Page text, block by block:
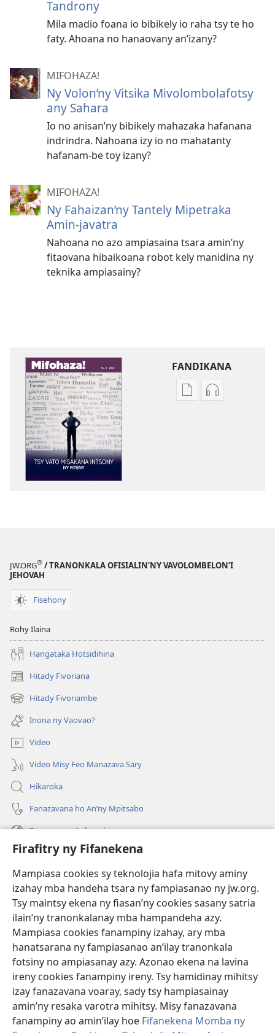
Firafitry ny Fifanekena
Mampiasa cookies sy teknolojia hafa mitovy aminy
izahay mba handeha tsara ny fampiasanao ny jw.org.
Tsy maintsy ekena ny fiasan’ny cookies sasany satria
ilain’ny tranonkalanay mba hampandeha azy.
Mampiasa cookies fanampiny izahay, ary mba
hanatsarana ny fampiasanao an’ilay tranonkala
fotsiny no ampiasanay azy. Azonao ekena na lavina
ireny cookies fanampiny ireny. Tsy hamidinay mihitsy
izay fanazavana voaray, sady tsy hampiasainay
amin’ny resaka varotra mihitsy. Misy fanazavana
fanampiny ao amin’ilay hoe Fifanekena Momba ny
Tandrony
Mila madio foana io bibikely io raha tsy te ho
faty. Ahoana no hanaovany an’izany?
MIFOHAZA!
Ny Volon’ny Vitsika Mivolombolafotsy
any Sahara
Io no anisan’​ny bibikely mahazaka hafanana
indrindra. Nahoana izy io no mahatanty
hafanam-be toy izany?
MIFOHAZA!
Ny Fahaizan’ny Tantely Mipetraka
Amin-javatra
Nahoana no azo ampiasaina tsara amin’ny
fitaovana hibaikoana robot kely manidina ny
teknika ampiasainy?
FANDIKANA
FandikanaFandikana
JW.ORG® / TRANONKALA OFISIALIN’NY VAVOLOMBELON’I
JEHOVAH
Fisehony
Rohy Ilaina
Hangataka Hotsidihina
Hitady Fivoriana
(manokatra
rohy) Hitady Fivoriambe
(manokatra
rohy) Inona ny Vaovao?
Video
Video Misy Feo Manazava Sary
Hikaroka
Fanazavana ho An’ny Mpitsabo
Fanazavana Ankapobeny
Fanampiana
Fanomezana
(manokatra
rohy)
FITEHIRIZAM-BOKIN’NY Vavolombelon’i Jehovah
(manokatra
rohy)
JW Hub
(manokatra
rohy)
JW Library
Watchtower Library ®